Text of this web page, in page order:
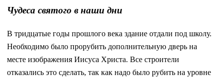
Чудеса святого в наши дни
В тридцатые годы прошлого века здание отдали под школу.
Необходимо было прорубить дополнительную дверь на
месте изображения Иисуса Христа. Все строители
отказались это сделать, так как надо было рубить на уровне